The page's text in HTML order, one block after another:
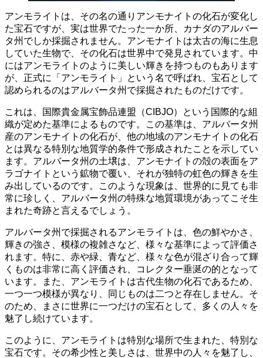
アンモライトは、その名の通りアンモナイトの化石が変化し
た宝石ですが、実は世界でたった一か所、カナダのアルバー
タ州でしか採掘されません。 アンモナイトは太古の海に生息
していた生物で、その化石は世界中で発見されています。中
にはアンモライトのように美しい輝きを持つものもあります
が、 正式に「アンモライト」という名で呼ばれ、宝石として
認められるのはアルバータ州で採掘されたものだけです。
これは、国際貴金属宝飾品連盟（CIBJO）という国際的な組
織が定めた基準によるものです。この基準は、アルバータ州
産のアンモナイトの化石が、 他の地域のアンモナイトの化石
とは異なる特別な地質学的条件で形成された ことを示してい
ます。アルバータ州の土壌は、アンモナイトの殻の表面をア
ラゴナイトという鉱物で覆い、それが独特の虹色の輝きを生
み出しているのです。このような現象は、世界的に見ても非
常に珍しく、アルバータ州の特殊な地質環境があってこそ生
まれた奇跡と言えるでしょう。
アルバータ州で採掘されるアンモライトは、色の鮮やかさ、
輝きの強さ、模様の複雑さなど、様々な基準によって評価さ
れます。特に、赤や緑、青など、様々な色が混ざり合って輝
くものは非常に高く評価され、コレクター垂涎の的となって
います。また、アンモライトは古代生物の化石であるため、
一つ一つ模様が異なり、同じものは二つと存在しません。そ
のため、
まさに世界に一つだけの宝石として、多くの人々を
魅了し続けています。
このように、アンモライトは特別な場所で生まれた、特別な
宝石です。その希少性と美しさは、世界中の人々を魅了し、